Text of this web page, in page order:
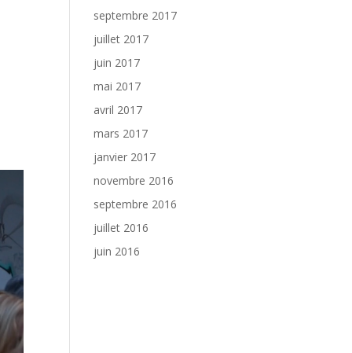
septembre 2017
juillet 2017
juin 2017
mai 2017
avril 2017
mars 2017
janvier 2017
novembre 2016
septembre 2016
juillet 2016
juin 2016